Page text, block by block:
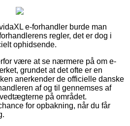
e-forhandler burde man
regler, det er dog i
ophidsende.
være at se nærmere på om e-
grundet at det ofte er en
anerkender de officielle danske
af og til gennemses af
på området.
for opbakning, når du får